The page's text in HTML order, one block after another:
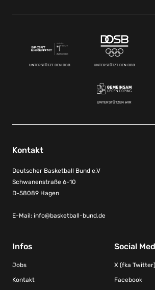
UNTERSTÜTZT DEN DBB UNTERSTÜTZT DEN DBB
UNTERSTÜTZEN WIR
Kontakt
Deutscher Basketball Bund e.V
Schwanenstraße 6-10
D-58089 Hagen
E-Mail: info@basketball-bund.de
Infos
Jobs
Kontakt
Social
X (fka Twitter)
Facebook